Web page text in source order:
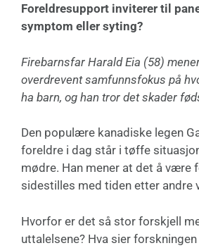
Foreldresupport inviterer til
symptom eller syting?
Firebarnsfar Harald Eia (58)
overdrevent samfunnsfokus på
ha barn, og han tror det skader
Den populære kanadiske legen
foreldre i dag står i tøffe
mødre. Han mener at det å være
sidestilles med tiden etter andre
Hvorfor er det så stor forskjell
uttalelsene? Hva sier